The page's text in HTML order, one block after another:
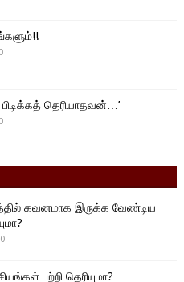
0
பிடிக்கத் தெரியாதவன்…’
0
கவனமாக இருக்க வேண்டிய
0
பற்றி தெரியுமா?